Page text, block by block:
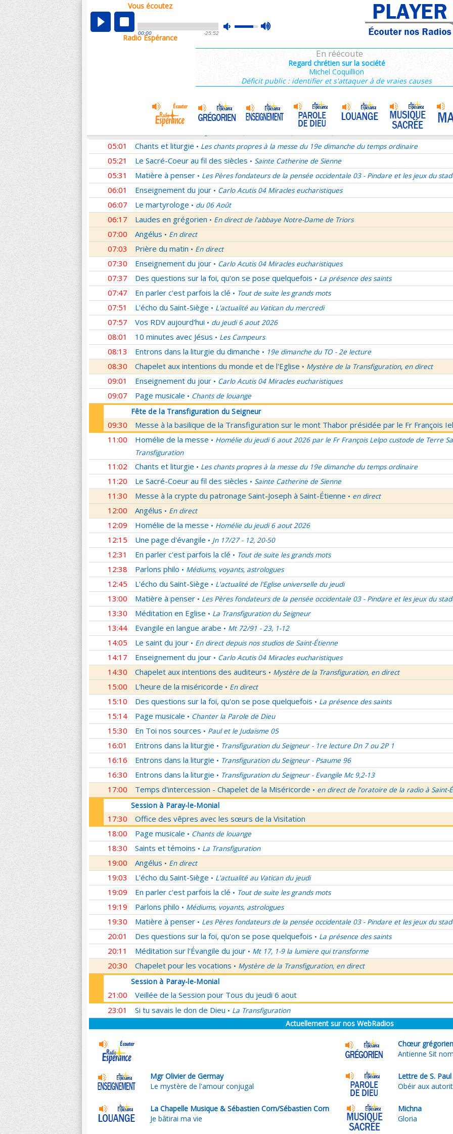
Vous écoutez
mute
max
00:00 -25:52
Radio Espérance
En réécoute
Regard chrétien sur la société
Michel Coquillion
Déficit public : identifier et s'attaquer à de vraies causes
00:05
01:02 Sentinelles de la foi • Lettres de Saint François de Sales 36/106
01:33 10 minutes avec Jésus
La Transfiguration du Seigneur
Les conférences de la Famille Missionnaire de Notre-Dame • La joie dans l’Esprit-Saint
Nouveau Testament • Corinthiens 6/6
Entrons dans la liturgie Transfiguration du Seigneur - 1re lecture Dn 7 ou 2P 1
Entrons dans la liturgie • Transfiguration du Seigneur - Psaume 96
05:01 Chants et liturgie • Les chants propres à la messe du 19e dimanche du temps ordinaire
05:21 Le Sacré-Coeur au fil des siècles • Sainte Catherine de Sienne
05:31 Matière à penser • Les Pères fondateurs de la pensée occidentale 03 - Pindare et les jeux du
06:01 Enseignement du jour • Carlo Acutis 04 Miracles eucharistiques
06:07 Le martyrologe • du 06 Août
06:17 Laudes en grégorien • En direct de l'abbaye Notre-Dame de Triors
07:00 Angélus • En direct
07:03 Prière du matin • En direct
07:30 Enseignement du jour • Carlo Acutis 04 Miracles eucharistiques
07:37 Des questions sur la foi, qu'on se pose quelquefois • La présence des saints
07:47 En parler c'est parfois la clé • Tout de suite les grands mots
07:51 L'écho du Saint-Siège • L'actualité au Vatican du mercredi
07:57 Vos RDV aujourd'hui • du jeudi 6 aout 2026
08:01 10 minutes avec Jésus • Les Campeurs
08:13 Entrons dans la liturgie du dimanche • 19e dimanche du TO - 2e lecture
08:30 Chapelet aux intentions du monde et de l'Eglise • Mystère de la Transfiguration, en direct
09:01 Enseignement du jour • Carlo Acutis 04 Miracles eucharistiques
09:07 Page musicale • Chants de louange
Fête de la Transfiguration du Seigneur
09:30
Messe à la basilique de la Transfiguration sur le mont Thabor présidée par le Fr François
11:00
Homélie de la messe • Homélie du jeudi 6 aout 2026 par le Fr François Lelpo custode de Terre
Transfiguration
11:02 Chants et liturgie • Les chants propres à la messe du 19e dimanche du temps ordinaire
11:20 Le Sacré-Coeur au fil des siècles • Sainte Catherine de Sienne
11:30 Messe à la crypte du patronage Saint-Joseph à Saint-Étienne • en direct
12:00 Angélus • En direct
12:09 Homélie de la messe • Homélie du jeudi 6 aout 2026
12:15 Une page d'évangile • Jn 17/27 - 12, 20-50
12:31 En parler c'est parfois la clé • Tout de suite les grands mots
12:38 Parlons philo • Médiums, voyants, astrologues
12:45 L'écho du Saint-Siège • L'actualité de l'Eglise universelle du jeudi
13:00 Matière à penser • Les Pères fondateurs de la pensée occidentale 03 - Pindare et les jeux du
13:30 Méditation en Eglise • La Transfiguration du Seigneur
13:44 Evangile en langue arabe • Mt 72/91 - 23, 1-12
14:05 Le saint du jour • En direct depuis nos studios de Saint-Étienne
14:17 Enseignement du jour • Carlo Acutis 04 Miracles eucharistiques
14:30 Chapelet aux intentions des auditeurs • Mystère de la Transfiguration, en direct
15:00 L'heure de la miséricorde • En direct
15:10 Des questions sur la foi, qu'on se pose quelquefois • La présence des saints
15:14 Page musicale • Chanter la Parole de Dieu
15:30 En Toi nos sources • Paul et le Judaïsme 05
16:01 Entrons dans la liturgie • Transfiguration du Seigneur - 1re lecture Dn 7 ou 2P 1
16:16 Entrons dans la liturgie • Transfiguration du Seigneur - Psaume 96
16:30 Entrons dans la liturgie • Transfiguration du Seigneur - Evangile Mc 9,2-13
17:00 Temps d'intercession - Chapelet de la Miséricorde • en direct de l'oratoire de la radio à Saint-
Session à Paray-le-Monial
17:30
Office des vêpres avec les sœurs de la Visitation
18:00
Page musicale • Chants de louange
18:30 Saints et témoins • La Transfiguration
19:00 Angélus • En direct
19:03 L'écho du Saint-Siège • L'actualité au Vatican du jeudi
19:09 En parler c'est parfois la clé • Tout de suite les grands mots
19:19 Parlons philo • Médiums, voyants, astrologues
19:30 Matière à penser • Les Pères fondateurs de la pensée occidentale 03 - Pindare et les jeux du
20:01 Des questions sur la foi, qu'on se pose quelquefois • La présence des saints
20:11 Méditation sur l'Évangile du jour • Mt 17, 1-9 la lumiere qui transforme
20:30 Chapelet pour les vocations • Mystère de la Transfiguration, en direct
Session à Paray-le-Monial
21:00
Veillée de la Session pour Tous du jeudi 6 aout
23:01
Si tu savais le don de Dieu • La Transfiguration
Actuellement sur nos WebRadios
Chœur
Antienne Sit
Mgr Olivier de Germay
Le mystère de l'amour conjugal
Lettre de S.
Obéir aux
La Chapelle Musique & Sébastien Corn/Sébastien Corn
Je bâtirai ma vie
Michna
Gloria